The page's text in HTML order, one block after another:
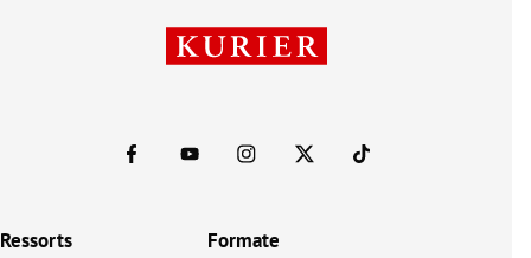
Ressorts Formate